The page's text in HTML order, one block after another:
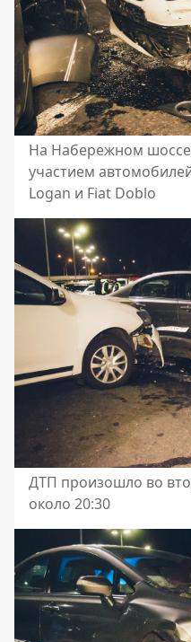
На Набережном
участием
Logan и Fiat Doblo
ДТП произошло во
около 20:30